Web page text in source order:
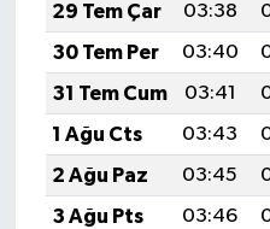
29 Tem Çar
03:38
30 Tem Per
03:40
31 Tem Cum
03:41
1 Ağu Cts
03:43
2 Ağu Paz
03:45
3 Ağu Pts
03:46